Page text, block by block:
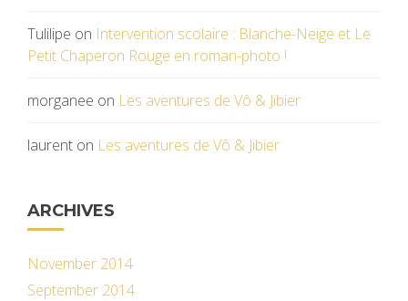
Tulilipe on Intervention scolaire : Blanche-Neige et Le
Petit Chaperon Rouge en roman-photo !
morganee on Les aventures de Vô & Jibier
laurent on Les aventures de Vô & Jibier
ARCHIVES
November 2014
September 2014